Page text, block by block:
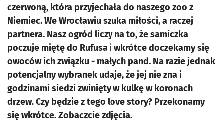
czerwoną, która przyjechała do naszego zoo z
Niemiec. We Wrocławiu szuka miłości, a raczej
partnera. Nasz ogród liczy na to, że samiczka
poczuje miętę do Rufusa i wkrótce doczekamy się
owoców ich związku - małych pand. Na razie jednak
potencjalny wybranek udaje, że jej nie zna i
godzinami siedzi zwinięty w kulkę w koronach
drzew. Czy będzie z tego love story? Przekonamy
się wkrótce. Zobaczcie zdjęcia.